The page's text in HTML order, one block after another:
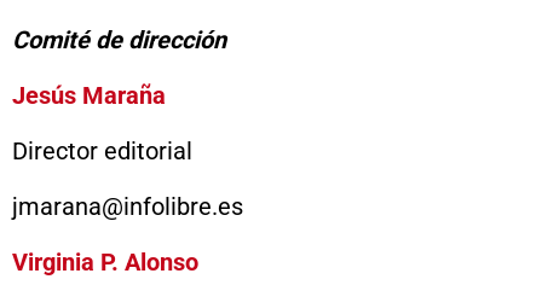
Comité de dirección
Jesús Maraña
Director editorial
jmarana@infolibre.es
Virginia P. Alonso